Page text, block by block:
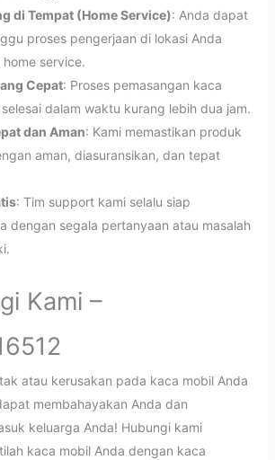
di Tempat (Home Service): Anda dapat
proses pengerjaan di lokasi Anda
home service.
Cepat: Proses pemasangan kaca
dalam waktu kurang lebih dua jam.
dan Aman: Kami memastikan produk
aman, diasuransikan, dan tepat
: Tim support kami selalu siap
dengan segala pertanyaan atau masalah
Kami –
atau kerusakan pada kaca mobil Anda
membahayakan Anda dan
keluarga Anda! Hubungi kami
kaca mobil Anda dengan kaca